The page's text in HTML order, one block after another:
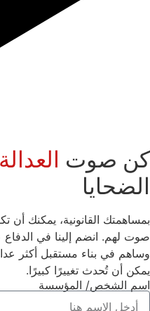
كن صوت العدالة
الضحايا
بمساهمتك القانونية، يمكنك أن
صوت لهم. انضم إلينا في الدفاع
وساهم في بناء مستقبل أكثر
يمكن أن تُحدث تغييرًا كبيرًا.
اسم الشخص/ المؤسسة